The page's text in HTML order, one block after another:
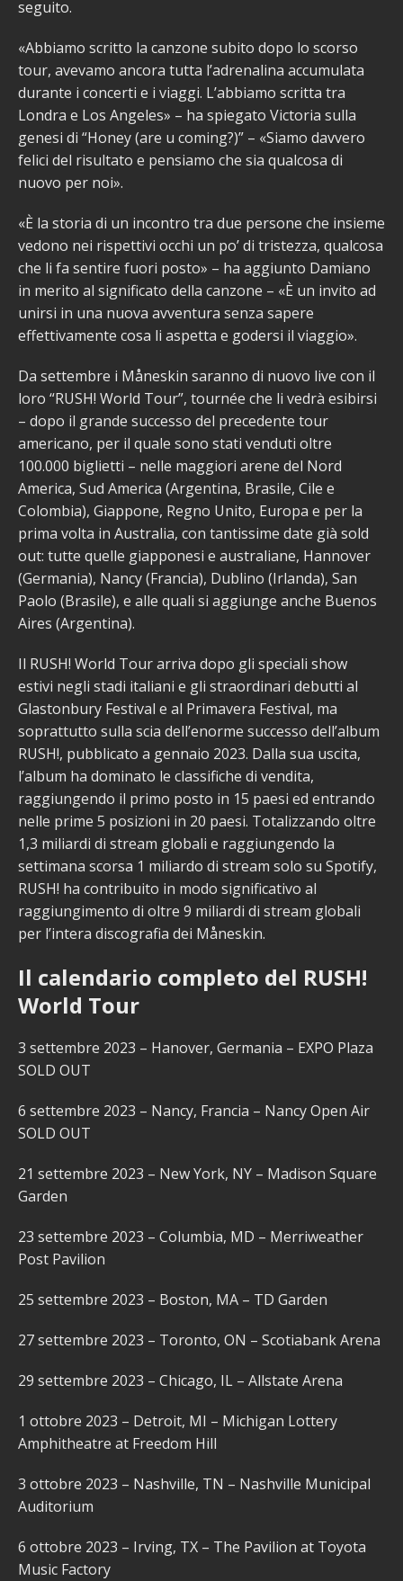
seguito.
«Abbiamo scritto la canzone subito dopo lo scorso
tour, avevamo ancora tutta l’adrenalina accumulata
durante i concerti e i viaggi. L’abbiamo scritta tra
Londra e Los Angeles» – ha spiegato Victoria sulla
genesi di “Honey (are u coming?)” – «Siamo davvero
felici del risultato e pensiamo che sia qualcosa di
nuovo per noi».
«È la storia di un incontro tra due persone che insieme
vedono nei rispettivi occhi un po’ di tristezza, qualcosa
che li fa sentire fuori posto» – ha aggiunto Damiano
in merito al significato della canzone – «È un invito ad
unirsi in una nuova avventura senza sapere
effettivamente cosa li aspetta e godersi il viaggio».
Da settembre i Måneskin saranno di nuovo live con il
loro “RUSH! World Tour”, tournée che li vedrà esibirsi
– dopo il grande successo del precedente tour
americano, per il quale sono stati venduti oltre
100.000 biglietti – nelle maggiori arene del Nord
America, Sud America (Argentina, Brasile, Cile e
Colombia), Giappone, Regno Unito, Europa e per la
prima volta in Australia, con tantissime date già sold
out: tutte quelle giapponesi e australiane, Hannover
(Germania), Nancy (Francia), Dublino (Irlanda), San
Paolo (Brasile), e alle quali si aggiunge anche Buenos
Aires (Argentina).
Il RUSH! World Tour arriva dopo gli speciali show
estivi negli stadi italiani e gli straordinari debutti al
Glastonbury Festival e al Primavera Festival, ma
soprattutto sulla scia dell’enorme successo dell’album
RUSH!, pubblicato a gennaio 2023. Dalla sua uscita,
l’album ha dominato le classifiche di vendita,
raggiungendo il primo posto in 15 paesi ed entrando
nelle prime 5 posizioni in 20 paesi. Totalizzando oltre
1,3 miliardi di stream globali e raggiungendo la
settimana scorsa 1 miliardo di stream solo su Spotify,
RUSH! ha contribuito in modo significativo al
raggiungimento di oltre 9 miliardi di stream globali
per l’intera discografia dei Måneskin.
Il calendario completo del RUSH!
World Tour
3 settembre 2023 – Hanover, Germania – EXPO Plaza
SOLD OUT
6 settembre 2023 – Nancy, Francia – Nancy Open Air
SOLD OUT
21 settembre 2023 – New York, NY – Madison Square
Garden
23 settembre 2023 – Columbia, MD – Merriweather
Post Pavilion
25 settembre 2023 – Boston, MA – TD Garden
27 settembre 2023 – Toronto, ON – Scotiabank Arena
29 settembre 2023 – Chicago, IL – Allstate Arena
1 ottobre 2023 – Detroit, MI – Michigan Lottery
Amphitheatre at Freedom Hill
3 ottobre 2023 – Nashville, TN – Nashville Municipal
Auditorium
6 ottobre 2023 – Irving, TX – The Pavilion at Toyota
Music Factory